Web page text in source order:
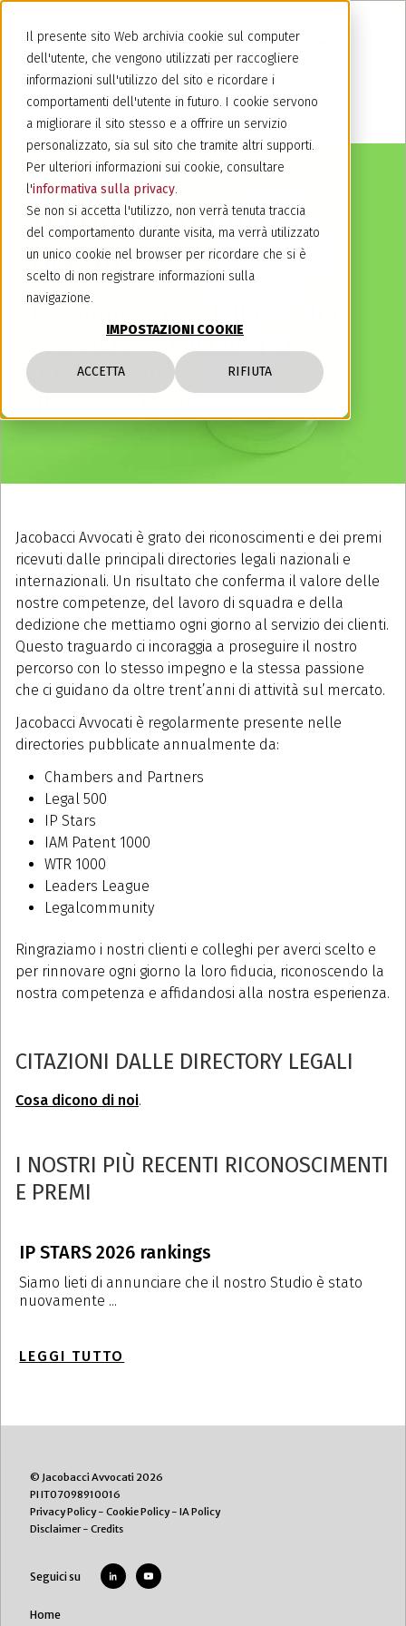
Il presente sito Web archivia cookie sul computer
dell'utente, che vengono utilizzati per raccogliere
informazioni sull'utilizzo del sito e ricordare i
comportamenti dell'utente in futuro. I cookie servono
a migliorare il sito stesso e a offrire un servizio
personalizzato, sia sul sito che tramite altri supporti.
Per ulteriori informazioni sui cookie, consultare
l'informativa sulla privacy.
Se non si accetta l'utilizzo, non verrà tenuta traccia
del comportamento durante visita, ma verrà utilizzato
un unico cookie nel browser per ricordare che si è
scelto di non registrare informazioni sulla
navigazione.
IMPOSTAZIONI COOKIE
ACCETTA RIFIUTA
Riconoscimenti e
premi
Le competenze dello Studio
nell'ambito della proprietà
intellettuale secondo le
Jacobacci Avvocati è grato dei riconoscimenti e dei premi
ricevuti dalle principali directories legali nazionali e
internazionali. Un risultato che conferma il valore delle
nostre competenze, del lavoro di squadra e della
dedizione che mettiamo ogni giorno al servizio dei clienti.
Questo traguardo ci incoraggia a proseguire il nostro
percorso con lo stesso impegno e la stessa passione
che ci guidano da oltre trent’anni di attività sul mercato.
Jacobacci Avvocati è regolarmente presente nelle
directories pubblicate annualmente da:
Chambers and Partners
Legal 500
IP Stars
IAM Patent 1000
WTR 1000
Leaders League
Legalcommunity
Ringraziamo i nostri clienti e colleghi per averci scelto e
per rinnovare ogni giorno la loro fiducia, riconoscendo la
nostra competenza e affidandosi alla nostra esperienza.
CITAZIONI DALLE DIRECTORY LEGALI
Cosa dicono di noi.
I NOSTRI PIÙ RECENTI RICONOSCIMENTI
E PREMI
IP STARS 2026 rankings
Siamo lieti di annunciare che il nostro Studio è stato
nuovamente ...
LEGGI TUTTO
© Jacobacci Avvocati 2026
PI IT07098910016
Privacy Policy- Cookie Policy- IA Policy
Disclaimer- Credits
Seguici su
Home